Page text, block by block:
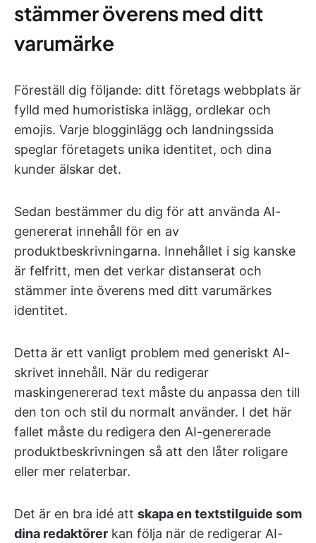
stämmer överens med ditt
varumärke
Föreställ dig följande: ditt företags webbplats är
fylld med humoristiska inlägg, ordlekar och
emojis. Varje blogginlägg och landningssida
speglar företagets unika identitet, och dina
kunder älskar det.
Sedan bestämmer du dig för att använda AI-
genererat innehåll för en av
produktbeskrivningarna. Innehållet i sig kanske
är felfritt, men det verkar distanserat och
stämmer inte överens med ditt varumärkes
identitet.
Detta är ett vanligt problem med generiskt AI-
skrivet innehåll. När du redigerar
maskingenererad text måste du anpassa den till
den ton och stil du normalt använder. I det här
fallet måste du redigera den AI-genererade
produktbeskrivningen så att den låter roligare
eller mer relaterbar.
Det är en bra idé att skapa en textstilguide som
dina redaktörer kan följa när de redigerar AI-